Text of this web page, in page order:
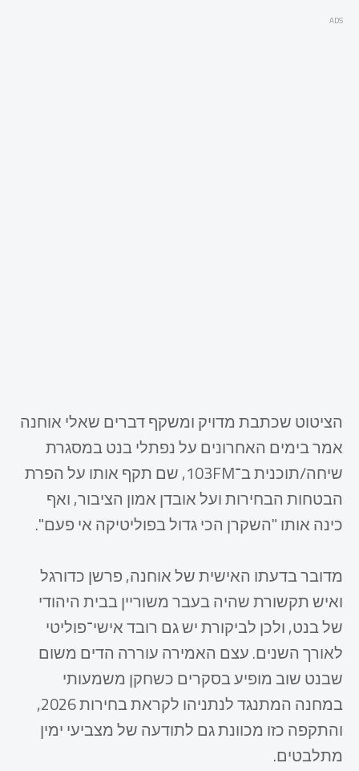
ADS
הציטוט שכתבת מדויק ומשקף דברים שאלי אוחנה
אמר בימים האחרונים על נפתלי בנט במסגרת
שיחה/תוכנית ב־103FM, שם תקף אותו על הפרת
הבטחות הבחירות ועל אובדן אמון הציבור, ואף
כינה אותו "השקרן הכי גדול בפוליטיקה אי פעם".
מדובר בדעתו האישית של אוחנה, פרשן כדורגל
ואיש תקשורת שהיה בעבר משוריין בבית היהודי
של בנט, ולכן לביקורת יש גם רובד אישי־פוליטי
לאורך השנים. עצם האמירה עוררה הדים משום
שבנט שוב מופיע בסקרים כשחקן משמעותי
במחנה המתנגד לנתניהו לקראת בחירות 2026,
והתקפה כזו מכוונת גם לתודעה של מצביעי ימין
מתלבטים.